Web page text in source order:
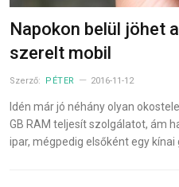
Napokon belül jöhet
szerelt mobil
Szerző: PÉTER 2016-11-12
Idén már jó néhány olyan
GB RAM teljesít szolgálatot, ám
ipar, mégpedig elsőként egy kínai